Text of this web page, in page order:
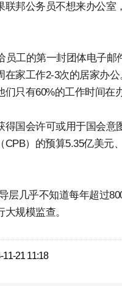
联邦公务员不想来办公
员工的第一封团体电子
家工作2-3次的居家办
只有60%的工作时间在
国会许可或用于国会
）的预算5.35亿美
层几乎不知道每年超过
规模监查。
21 11:18